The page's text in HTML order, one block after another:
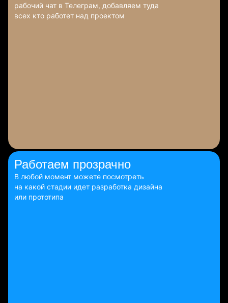
рабочий чат в Телеграм, добавляем туда
всех кто работет над проектом
Работаем прозрачно
В любой момент можете посмотреть
на какой стадии идет разработка дизайна
или прототипа